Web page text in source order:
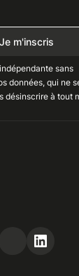
Je m'inscris
sans
données, qui ne
désinscrire à tout